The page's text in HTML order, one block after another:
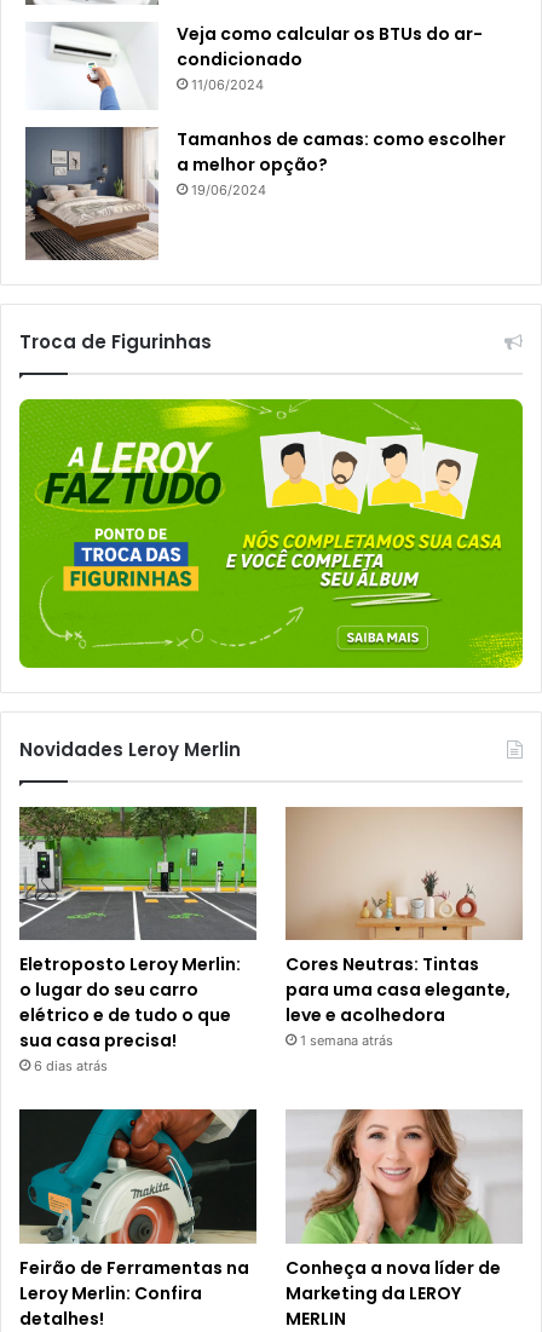
Veja como calcular os BTUs do ar-
condicionado
11/06/2024
Tamanhos de camas: como escolher
a melhor opção?
19/06/2024
Troca de Figurinhas
Novidades Leroy Merlin
Eletroposto Leroy Merlin:
o lugar do seu carro
elétrico e de tudo o que
sua casa precisa!
6 dias atrás
Cores Neutras: Tintas
para uma casa elegante,
leve e acolhedora
1 semana atrás
Feirão de Ferramentas na
Leroy Merlin: Confira
detalhes!
Conheça a nova líder de
Marketing da LEROY
MERLIN